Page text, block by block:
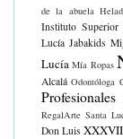
de la abuela
Instituto Superior
Lucía Jabakids
Lucía Mía Ropas
Alcalá Odontóloga
Profesionales
RegalArte Santa
Don Luis